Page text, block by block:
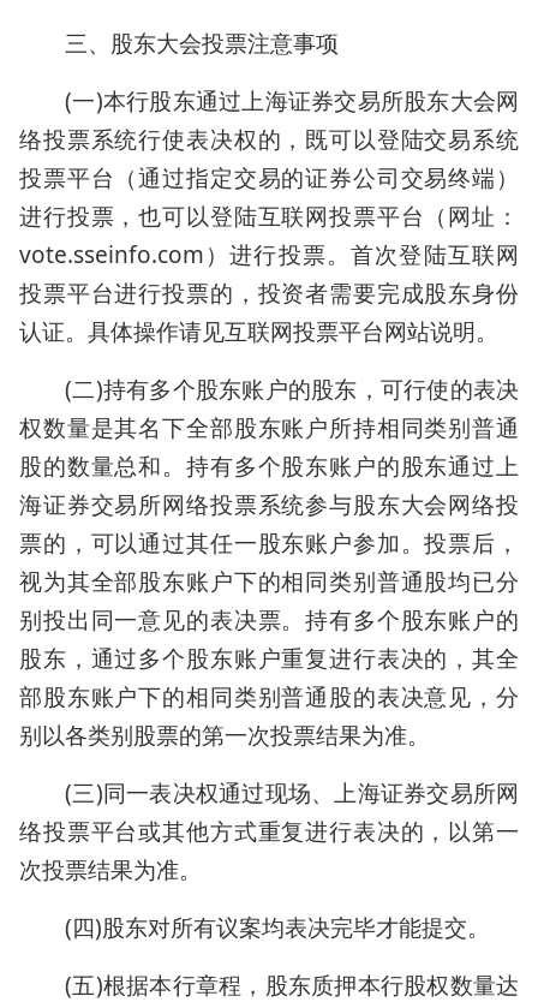
三、股东大会投票注意事项
(一)本行股东通过上海证券交易所股东大会网
络投票系统行使表决权的，既可以登陆交易系统
投票平台（通过指定交易的证券公司交易终端）
进行投票，也可以登陆互联网投票平台（网址：
vote.sseinfo.com）进行投票。首次登陆互联网
投票平台进行投票的，投资者需要完成股东身份
认证。具体操作请见互联网投票平台网站说明。
(二)持有多个股东账户的股东，可行使的表决
权数量是其名下全部股东账户所持相同类别普通
股的数量总和。持有多个股东账户的股东通过上
海证券交易所网络投票系统参与股东大会网络投
票的，可以通过其任一股东账户参加。投票后，
视为其全部股东账户下的相同类别普通股均已分
别投出同一意见的表决票。持有多个股东账户的
股东，通过多个股东账户重复进行表决的，其全
部股东账户下的相同类别普通股的表决意见，分
别以各类别股票的第一次投票结果为准。
(三)同一表决权通过现场、上海证券交易所网
络投票平台或其他方式重复进行表决的，以第一
次投票结果为准。
(四)股东对所有议案均表决完毕才能提交。
(五)根据本行章程，股东质押本行股权数量达